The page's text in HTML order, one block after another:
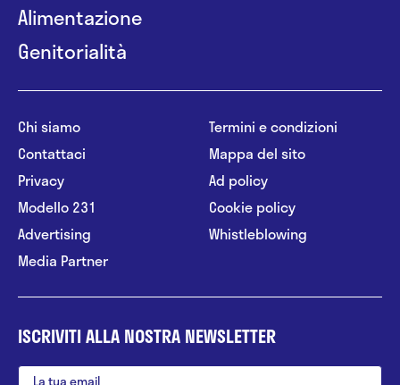
Alimentazione
Genitorialità
Chi siamo
Contattaci
Privacy
Modello 231
Advertising
Media Partner
Termini e condizioni
Mappa del sito
Ad policy
Cookie policy
Whistleblowing
ISCRIVITI ALLA NOSTRA NEWSLETTER